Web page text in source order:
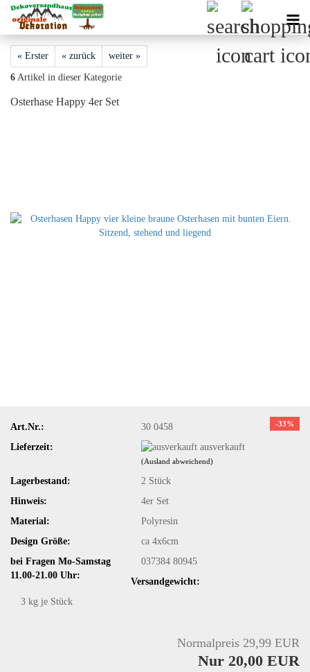
« Erster « zurück weiter »
6 Artikel in dieser Kategorie
Osterhase Happy 4er Set
-33%
Art.Nr.:
30 0458
Lieferzeit:
ausverkauft
(Ausland abweichend)
Lagerbestand: 2 Stück
Hinweis:
4er Set
Material:
Polyresin
Design Größe:
ca 4x6cm
bei Fragen Mo-Samstag
11.00-21.00 Uhr:
037384 80945
Versandgewicht:
3 kg je Stück
Normalpreis 29,99 EUR
Nur 20,00 EUR